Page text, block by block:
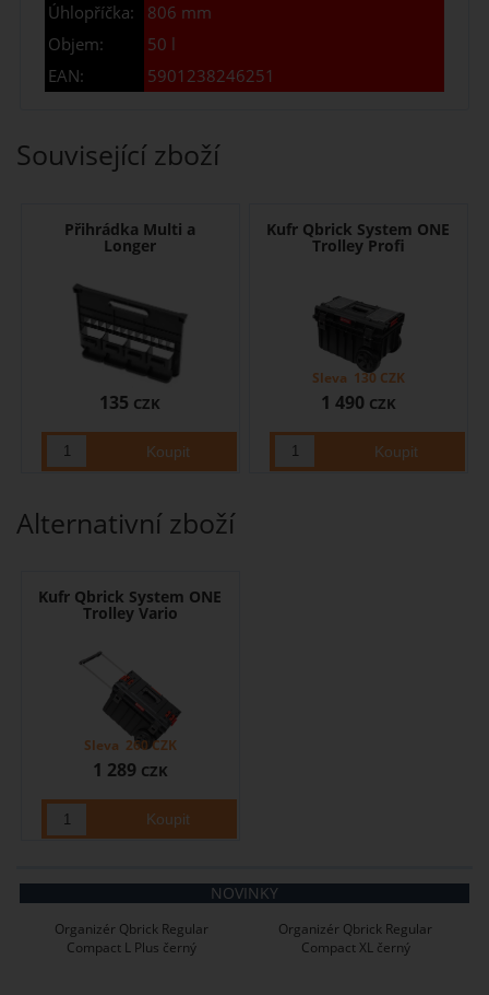
Úhlopříčka:
806 mm
Objem:
50 l
EAN:
5901238246251
Související zboží
Přihrádka Multi a
Longer
135 CZK
Kufr Qbrick System ONE
Trolley Profi
1 490 CZK
Sleva 130 CZK
Alternativní zboží
Kufr Qbrick System ONE
Trolley Vario
1 289 CZK
Sleva 260CZK
NOVINKY
Organizér Qbrick Regular
Compact L Plus černý
Organizér Qbrick Regular
Compact XL černý